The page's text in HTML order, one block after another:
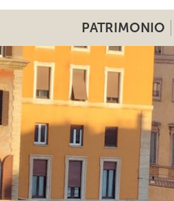
PATRIMONIO